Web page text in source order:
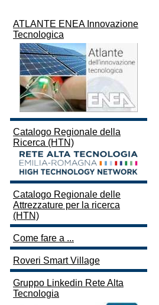
ATLANTE ENEA Innovazione
Tecnologica
Catalogo Regionale della
Ricerca (HTN)
Catalogo Regionale delle
Attrezzature per la ricerca
(HTN)
Come fare a ...
Roveri Smart Village
Gruppo Linkedin Rete Alta
Tecnologia